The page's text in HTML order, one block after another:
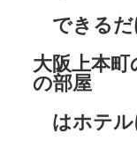
できるだ
大阪上本
の部屋
はホテル